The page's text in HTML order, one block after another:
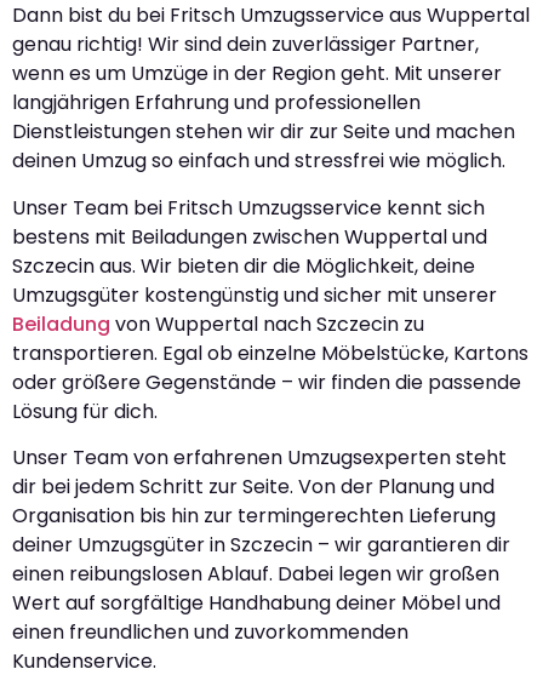
Dann bist du bei Fritsch Umzugsservice aus Wuppertal
genau richtig! Wir sind dein zuverlässiger Partner,
wenn es um Umzüge in der Region geht. Mit unserer
langjährigen Erfahrung und professionellen
Dienstleistungen stehen wir dir zur Seite und machen
deinen Umzug so einfach und stressfrei wie möglich.
Unser Team bei Fritsch Umzugsservice kennt sich
bestens mit Beiladungen zwischen Wuppertal und
Szczecin aus. Wir bieten dir die Möglichkeit, deine
Umzugsgüter kostengünstig und sicher mit unserer
Beiladung von Wuppertal nach Szczecin zu
transportieren. Egal ob einzelne Möbelstücke, Kartons
oder größere Gegenstände – wir finden die passende
Lösung für dich.
Unser Team von erfahrenen Umzugsexperten steht
dir bei jedem Schritt zur Seite. Von der Planung und
Organisation bis hin zur termingerechten Lieferung
deiner Umzugsgüter in Szczecin – wir garantieren dir
einen reibungslosen Ablauf. Dabei legen wir großen
Wert auf sorgfältige Handhabung deiner Möbel und
einen freundlichen und zuvorkommenden
Kundenservice.